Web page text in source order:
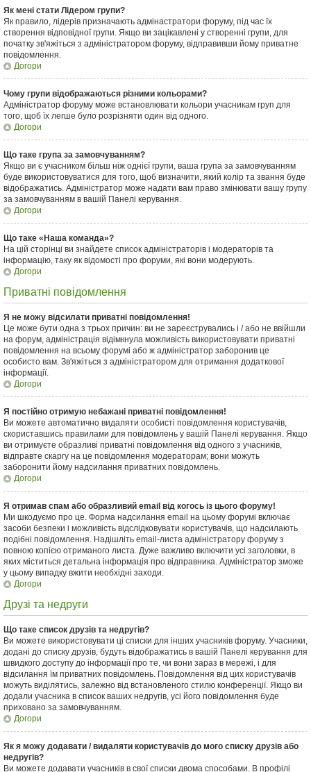
Як мені стати Лідером групи?
Як правило, лідерів призначають адмінастратори форуму, під час їх
створення відповідної групи. Якщо ви зацікавлені у створенні групи, для
початку зв'яжіться з адміністратором форуму, відправивши йому приватне
повідомлення.
Догори
Чому групи відображаються різними кольорами?
Адміністратор форуму може встановлювати кольори учасникам груп для
того, щоб їх легше було розрізняти один від одного.
Догори
Що таке група за замовчуванням?
Якщо ви є учасником більш ніж однієї групи, ваша група за замовчуванням
буде використовуватися для того, щоб визначити, який колір та звання буде
відображатись. Адміністратор може надати вам право змінювати вашу групу
за замовчуванням в вашій Панелі керування.
Догори
Що таке «Наша команда»?
На цій сторінці ви знайдете список адміністраторів і модераторів та
інформацію, таку як відомості про форуми, які вони модерують.
Догори
Приватні повідомлення
Я не можу відсилати приватні повідомлення!
Це може бути одна з трьох причин: ви не зареєструвались і / або не ввійшли
на форум, адміністрація відімкнула можливість використовувати приватні
повідомлення на всьому форумі або ж адміністратор заборонив це
особисто вам. Зв'яжіться з адміністратором для отримання додаткової
інформації.
Догори
Я постійно отримую небажані приватні повідомлення!
Ви можете автоматично видаляти особисті повідомлення користувачів,
скориставшись правилами для повідомлень у вашій Панелі керування. Якщо
ви отримуєте образливі приватні повідомлення від одного з учасників,
відправте скаргу на це повідомлення модераторам; вони можуть
заборонити йому надсилання приватних повідомлень.
Догори
Я отримав спам або образливий email від когось із цього форуму!
Ми шкодуємо про це. Форма надсилання email на цьому форумі включає
засоби безпеки і можливість відслідковувати користувачів, що надсилають
подібні повідомлення. Надішліть email-листа адміністратору форуму з
повною копією отриманого листа. Дуже важливо включити усі заголовки, в
яких міститься детальна інформація про відправника. Адміністратор зможе
у цьому випадку вжити необхідні заходи.
Догори
Друзі та недруги
Що таке список друзів та недругів?
Ви можете використовувати ці списки для інших учасників форуму. Учасники,
додані до списку друзів, будуть відображатись в вашій Панелі керування для
швидкого доступу до інформації про те, чи вони зараз в мережі, і для
відсилання їм приватних повідомлень. Повідомлення від цих користувачів
можуть виділятись, залежно від встановленого стилю конференції. Якщо ви
додали учасника в список ваших недругів, усі його повідомлення буде
приховано за замовчуванням.
Догори
Як я можу додавати / видаляти користувачів до мого списку друзів або
недругів?
Ви можете додавати учасників в свої списки двома способами. В профілі